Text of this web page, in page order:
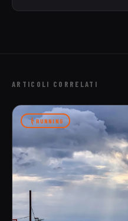
ARTICOLI CORRELATI
RUNNING